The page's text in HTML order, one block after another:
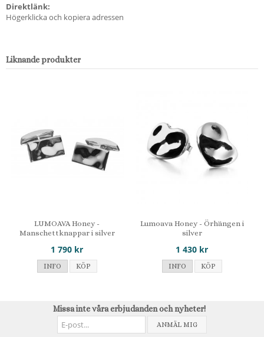
Direktlänk:
Högerklicka och kopiera adressen
Liknande produkter
LUMOAVA Honey -
Manschettknappar i silver
1 790 kr
INFO KÖP
Lumoava Honey - Örhängen i
silver
1 430 kr
INFO KÖP
Missa inte våra erbjudanden och nyheter!
ANMÄL MIG